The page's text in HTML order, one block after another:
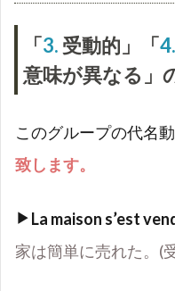
「3. 受動的」「4.
意味が異なる」
このグループの代名動
致します。
La maison s’est
家は簡単に売れた。(